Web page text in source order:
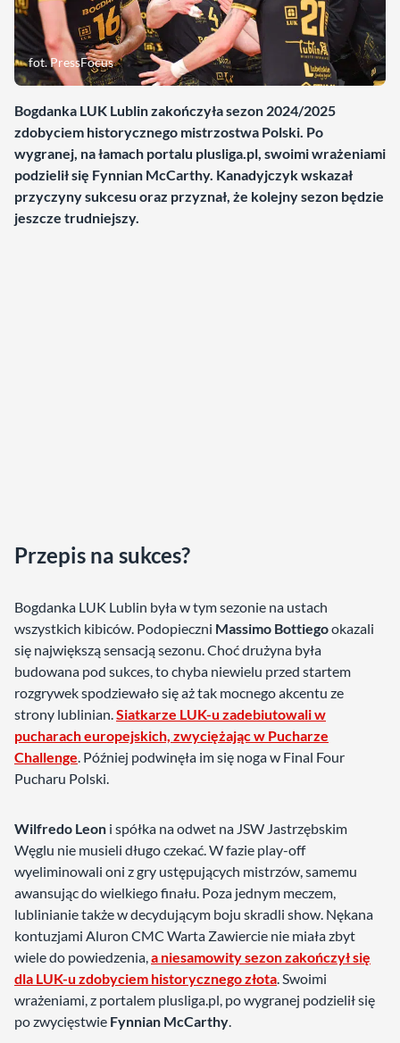
fot. PressFocus
Bogdanka LUK Lublin zakończyła sezon 2024/2025
zdobyciem historycznego mistrzostwa Polski. Po
wygranej, na łamach portalu plusliga.pl, swoimi wrażeniami
podzielił się Fynnian McCarthy. Kanadyjczyk wskazał
przyczyny sukcesu oraz przyznał, że kolejny sezon będzie
jeszcze trudniejszy.
Przepis na sukces?
Bogdanka LUK Lublin była w tym sezonie na ustach
wszystkich kibiców. Podopieczni Massimo Bottiegookazali
się największą sensacją sezonu. Choć drużyna była
budowana pod sukces, to chyba niewielu przed startem
rozgrywek spodziewało się aż tak mocnego akcentu ze
strony lublinian.Siatkarze LUK-u zadebiutowali w
pucharach europejskich, zwyciężając w Pucharze
Challenge. Później podwinęła im się noga w Final Four
Pucharu Polski.
Wilfredo Leon i spółka na odwet na JSW Jastrzębskim
Węglu nie musieli długo czekać. W fazie play-off
wyeliminowali oni z gry ustępujących mistrzów, samemu
awansując do wielkiego finału. Poza jednym meczem,
lublinianie także w decydującym boju skradli show. Nękana
kontuzjami Aluron CMC Warta Zawiercie nie miała zbyt
wiele do powiedzenia,a niesamowity sezon zakończył się
dla LUK-u zdobyciem historycznego złota. Swoimi
wrażeniami, z portalem plusliga.pl, po wygranej podzielił się
po zwycięstwie Fynnian McCarthy.